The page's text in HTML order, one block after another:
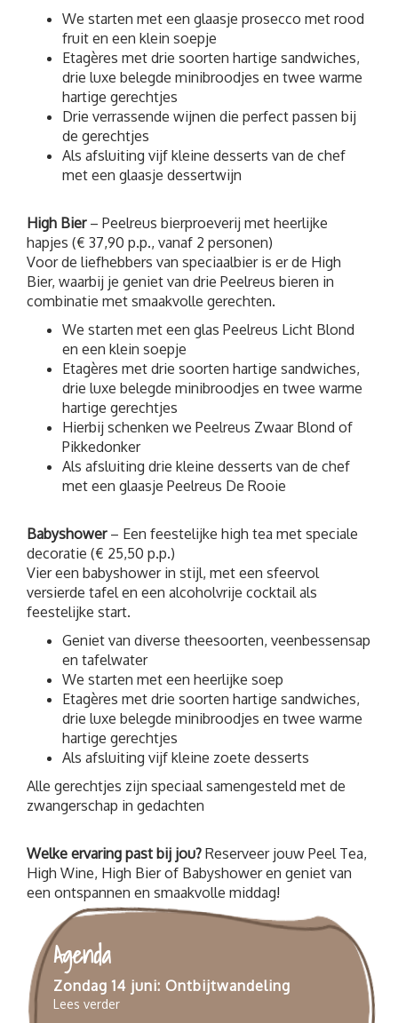
We starten met een glaasje prosecco met rood
fruit en een klein soepje
Etagères met drie soorten hartige sandwiches,
drie luxe belegde minibroodjes en twee warme
hartige gerechtjes
Drie verrassende wijnen die perfect passen bij
de gerechtjes
Als afsluiting vijf kleine desserts van de chef
met een glaasje dessertwijn
High Bier– Peelreus bierproeverij met heerlijke
hapjes (€ 37,90 p.p., vanaf 2 personen)
Voor de liefhebbers van speciaalbier is er de High
Bier, waarbij je geniet van drie Peelreus bieren in
combinatie met smaakvolle gerechten.
We starten met een glas Peelreus Licht Blond
en een klein soepje
Etagères met drie soorten hartige sandwiches,
drie luxe belegde minibroodjes en twee warme
hartige gerechtjes
Hierbij schenken we Peelreus Zwaar Blond of
Pikkedonker
Als afsluiting drie kleine desserts van de chef
met een glaasje Peelreus De Rooie
Babyshower– Een feestelijke high tea met speciale
decoratie (€ 25,50 p.p.)
Vier een babyshower in stijl, met een sfeervol
versierde tafel en een alcoholvrije cocktail als
feestelijke start.
Geniet van diverse theesoorten, veenbessensap
en tafelwater
We starten met een heerlijke soep
Etagères met drie soorten hartige sandwiches,
drie luxe belegde minibroodjes en twee warme
hartige gerechtjes
Als afsluiting vijf kleine zoete desserts
Alle gerechtjes zijn speciaal samengesteld met de
zwangerschap in gedachten
Welke ervaring past bij jou? Reserveer jouw Peel Tea,
High Wine, High Bier of Babyshower en geniet van
een ontspannen en smaakvolle middag!
Agenda
Zondag 14 juni: Ontbijtwandeling
Lees verder